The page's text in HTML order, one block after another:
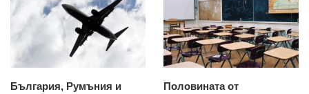
България, Румъния и
Половината от